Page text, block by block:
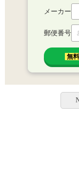
メーカー
郵便番号
無料